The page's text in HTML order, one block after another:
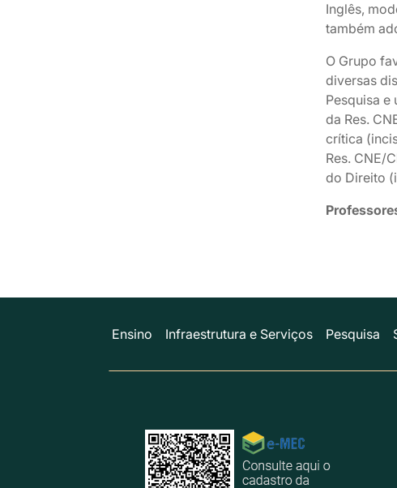
Inglês,
também
O Grupo
diversas
Pesquisa
da Res.
crítica
Res. CNE/
do Direito
Ensino Infraestrutura e Serviços Pesquisa